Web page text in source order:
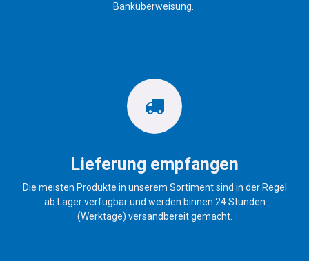
Banküberweisung.
Lieferung empfangen
Die meisten Produkte in unserem Sortiment sind in der Regel
ab Lager verfügbar und werden binnen 24 Stunden
(Werktage) versandbereit gemacht.